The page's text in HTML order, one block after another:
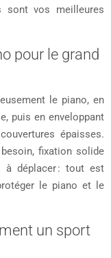
sont vos meilleures
pour le grand
le piano, en
puis en enveloppant
épaisses.
fixation solide
à déplacer : tout est
le piano et le
un sport